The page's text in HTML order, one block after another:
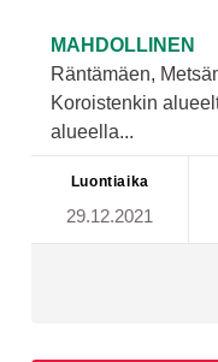
MAHDOLLINEN
Räntämäen,
Koroistenkin
alueella...
Luontiaika
29.12.2021